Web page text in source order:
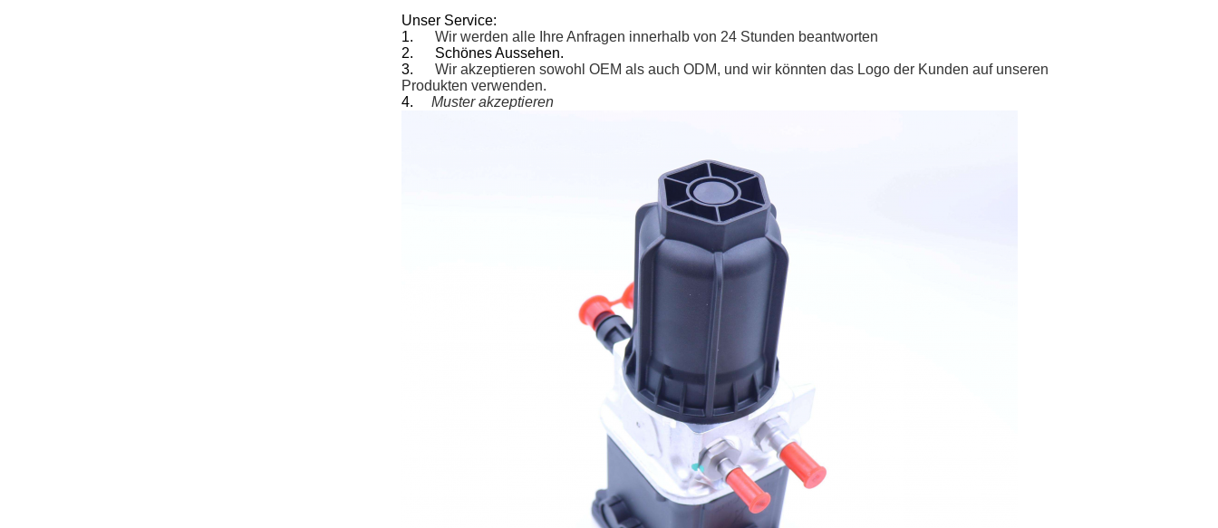
Unser Service:
1.
Wir werden alle Ihre Anfragen innerhalb von 24 Stunden beantworten
2.
Schönes Aussehen.
3. Wir akzeptieren sowohl OEM als auch ODM, und wir könnten das Logo der Kunden auf unseren
Produkten verwenden.
4.
Muster akzeptieren